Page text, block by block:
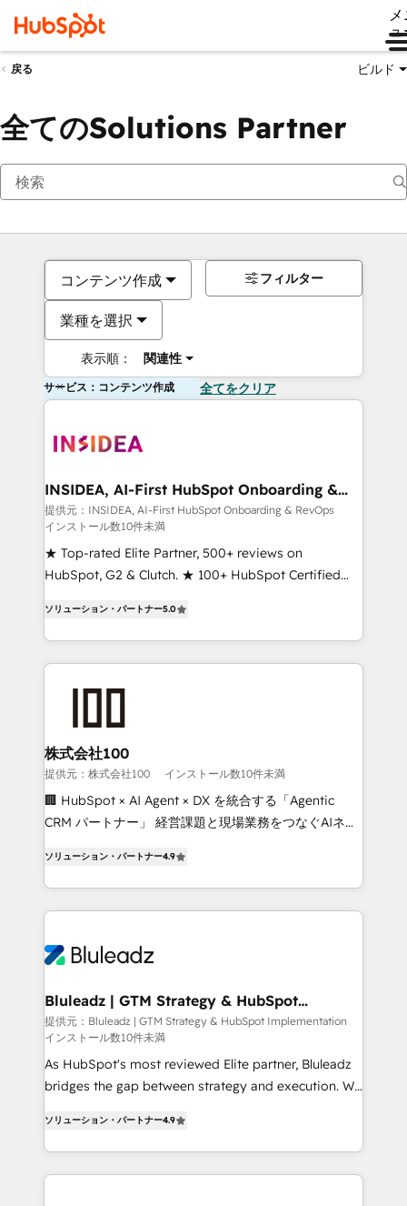
ュ
戻る ビルド
全てのSolutions Partner
コンテンツ作成
業種を選択
表示順： 関連性
フィルター
サービス：コンテンツ作成 全てをクリア
INSIDEA, AI-First HubSpot Onboarding &
RevOps
提供元：INSIDEA, AI-First HubSpot Onboarding & RevOps
インストール数10件未満
★ Top-rated Elite Partner, 500+ reviews on
HubSpot, G2 & Clutch. ★ 100+ HubSpot Certified
implementations across five continents ★ AI-First,
RevOps-led, Onboarding obsessed ★ Company of
the Year 2024/25 INSIDEA helps growing companies
workflows that drive adoption from week one, in
your time zone. What we do ➤ Onboarding: Live in
weeks, with workflows built around your business,
not a template. ➤ Migration: Move from any legacy
CRM. Zero downtime, full data integrity. ➤
revenue process. Sales, marketing, and service wired
together. ➤ AI and Integrations: Layer Breeze AI,
rollouts, adoption coaching. Buying HubSpot,
switching to it, or reviving a stale portal? We are
ソリューション・パートナー5.0
株式会社100
提供元：株式会社100 インストール数10件未満
🏢 HubSpot × AI Agent × DX を統合する「Agentic
CRM パートナー」 経営課題と現場業務をつなぐAIネイ
力で顧客フロント業務を再設計します。 💡 100inc は何
をする会社か？ HubSpotを共通基盤に、AIエージェン
トを組み込んだ顧客フロント業務（マーケティング・営
ィブ・エージェンシーです。事業部・グループ会社・部
を、CRMを軸とした全社共通基盤に再構築します。意
思決定者・PMO・現場担当者に並走します。 1️⃣
HubSpot導入・活用支援 顧客データの一元化から、
GTMの見える化・自動化まで。全Hub統合運用、デー
タ品質設計、グループ横断のCRM統合に対応します。
の一部をAIが自律実行する組織への移行を設計・実装。
Breeze・Claude等をHubSpotと連携させ、役割定義・
運用ルール・成果指標まで含めて設計します。 3️⃣ 全社
ソリューション・パートナー4.9
Bluleadz | GTM Strategy & HubSpot
Implementation
提供元：Bluleadz | GTM Strategy & HubSpot Implementation
インストール数10件未満
As HubSpot's most reviewed Elite partner, Bluleadz
bridges the gap between strategy and execution. We
Operating System (GTM OS) to align your leadership
and engineer a portal that drives predictable
revenue velocity. 🚀 GTM Strategy & Alignment
ソリューション・パートナー4.9